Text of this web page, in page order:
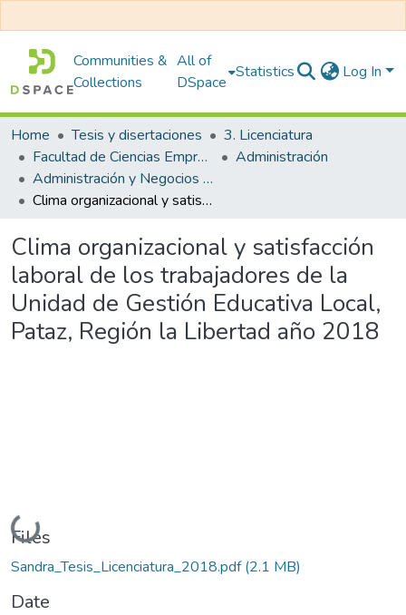
Communities &
Collections
All of
DSpace
Statistics Log In
Home Tesis y disertaciones
3. Licenciatura
Facultad de Ciencias Empresariales
Administración
Administración y Negocios Internacionales
Clima organizacional y satisfacción laboral de los trabajadores de la Unidad de Gestión Educativa Local, Pataz, Región la Libertad año 2018
Clima organizacional y satisfacción
laboral de los trabajadores de la
Unidad de Gestión Educativa Local,
Pataz, Región la Libertad año 2018
Loading...
Files
Sandra_Tesis_Licenciatura_2018.pdf(2.1 MB)
Date